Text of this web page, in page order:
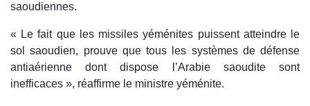
saoudiennes.
« Le fait que les missiles yéménites puissent atteindre le
sol saoudien, prouve que tous les systèmes de défense
antiaérienne dont dispose l’Arabie saoudite sont
inefficaces », réaffirme le ministre yéménite.